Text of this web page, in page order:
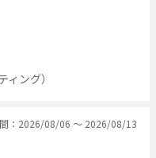
ング）
：2026/08/06 〜 2026/08/13